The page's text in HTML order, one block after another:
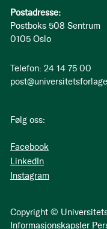
Postadresse:
Postboks 508 Sentrum
0105 Oslo
Telefon: 24 14 75 00
Følg oss:
Facebook
LinkedIn
Instagram
Copyright ©
Informasjonskapsler